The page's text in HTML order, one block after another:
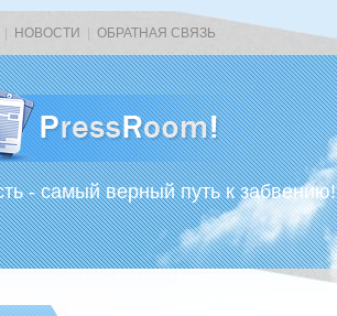
НОВОСТИ ОБРАТНАЯ СВЯЗЬ
- самый верный путь к